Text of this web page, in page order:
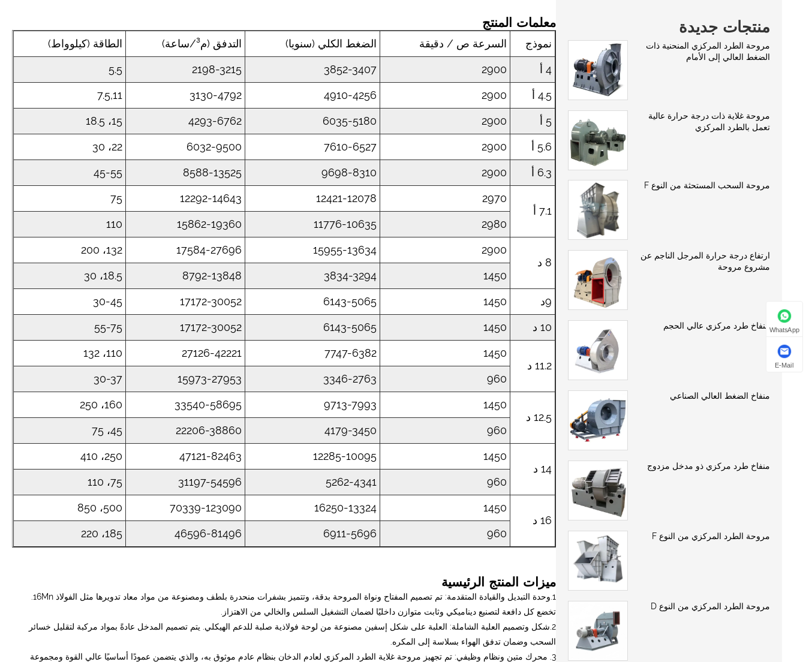
منتجات جديدة
مروحة الطرد المركزي المنحنية ذات
الضغط العالي إلى الأمام
مروحة غلاية ذات درجة حرارة عالية
تعمل بالطرد المركزي
مروحة السحب المستحثة من النوع F
ارتفاع درجة حرارة المرجل الناجم عن
مشروع مروحة
منفاخ طرد مركزي عالي الحجم
منفاخ الضغط العالي الصناعي
منفاخ طرد مركزي ذو مدخل مزدوج
مروحة الطرد المركزي من النوع F
مروحة الطرد المركزي من النوع D
معلمات المنتج
نموذج السرعة ص / دقيقة الضغط الكلي (سنويا) التدفق (م³/ساعة) الطاقة (كيلوواط)
4 أ 2900
3852-3407
2198-3215
5.5
4.5 أ 2900
4910-4256
3130-4792
7.5,11
5 أ 2900
6035-5180
4293-6762 15، 18.5
5.6 أ 2900
7610-6527
6032-9500 22، 30
6.3 أ 2900
9698-8310
8588-13525
45-55
7.1 أ
2970
12421-12078
12292-14643
75
2980
11776-10635
15862-19360
110
8 د
2900
15955-13634
17584-27696 132، 200
1450
3834-3294
8792-13848 18.5، 30
9د 1450
6143-5065
17172-30052
30-45
10 د 1450
6143-5065
17172-30052
55-75
11.2 د
1450
7747-6382
27126-42221 110، 132
960
3346-2763
15973-27953
30-37
12.5 د
1450
9713-7993
33540-58695 160، 250
960
4179-3450
22206-38860 45، 75
14 د
1450
12285-10095
47121-82463 250، 410
960
5262-4341
31197-54596 75، 110
16 د
1450
16250-13324
70339-123090 500، 850
960
6911-5696
46596-81496 185، 220
ميزات المنتج الرئيسية
1.وحدة التبديل والقيادة المتقدمة: تم تصميم المفتاح ونواة المروحة بدقة، وتتميز بشفرات منحدرة بلطف ومصنوعة من مواد معاد تدويرها مثل الفولاذ 16Mn.
تخضع كل دافعة لتصنيع ديناميكي وثابت متوازن داخليًا لضمان التشغيل السلس والخالي من الاهتزاز.
2.شكل وتصميم العلبة الشاملة: العلبة على شكل إسفين مصنوعة من لوحة فولاذية صلبة للدعم الهيكلي. يتم تصميم المدخل عادةً بمواد مركبة لتقليل خسائر
السحب وضمان تدفق الهواء بسلاسة إلى المكره.
3. محرك متين ونظام وظيفي: تم تجهيز مروحة غلاية الطرد المركزي لعادم الدخان بنظام عادم موثوق به، والذي يتضمن عمودًا أساسيًا عالي القوة ومجموعة
WhatsApp
E-Mail